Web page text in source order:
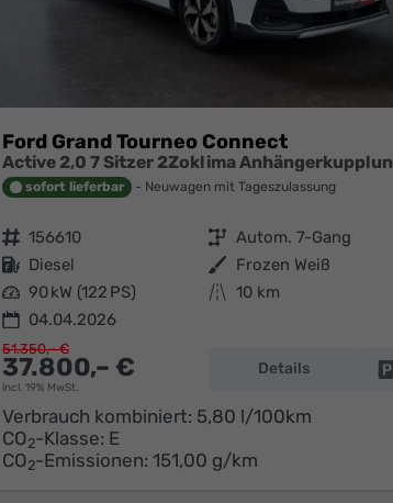
Ford Grand Tourneo Connect
sofort lieferbar Neuwagen mit Tageszulassung
Fahrzeugnr. 156610 Getriebe Autom. 7-Gang
Kraftstoff Diesel Außenfarbe Frozen Weiß
Leistung 90 kW (122 PS) Kilometerstand 10 km
04.04.2026
37.800,– €
incl. 19% MwSt.
51.350,– €
Details
Verbrauch kombiniert: 5,80 l/100km
CO2-Klasse: E
CO2-Emissionen: 151,00 g/km